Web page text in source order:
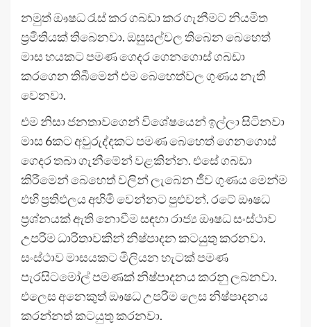
නමුත් ඖෂධ රැස් කර ගබඩා කර ගැනීමට නියමිත
ප්‍රමිතියක් තිබෙනවා. ඔසුසල්වල තිබෙන බෙහෙත්
මාස හයකට පමණ ගෙදර ගෙනගොස් ගබඩා
කරගෙන තිබීමෙන් එම බෙහෙත්වල ගුණය නැති
වෙනවා.
එම නිසා ජනතාවගෙන් විශේෂයෙන් ඉල්ලා සිටිනවා
මාස 6කට අවුරුද්දකට පමණ බෙහෙත් ගෙනගොස්
ගෙදර තබා ගැනීමේන් වළකින්න. එසේ ගබඩා
කිරීමෙන් බෙහෙත් වලින් ලැබෙන ජීව ගුණය මෙන්ම
එහි ප්‍රතිඵලය අහිමි වෙන්නට පුළුවන්. රටේ ඖෂධ
ප්‍රශ්නයක් ඇති නොවීම සඳහා රාජ්‍ය ඖෂධ සංස්ථාව
උපරිම ධාරිතාවකින් නිෂ්පාදන කටයුතු කරනවා.
සංස්ථාව මාසයකට මිලියන හැටක් පමණ
පැරසිටමෝල් පමණක් නිෂ්පාදනය කරනු ලබනවා.
එලෙස අනෙකුත් ඖෂධ උපරිම ලෙස නිෂ්පාදනය
කරන්නත් කටයුතු කරනවා.